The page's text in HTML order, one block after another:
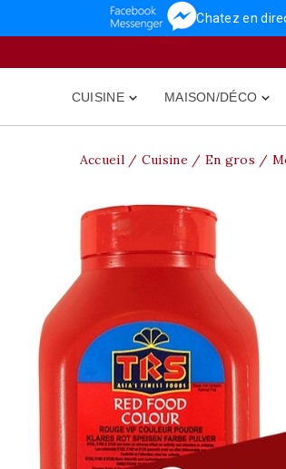
Chatez en

CUISINE 
MAISON/DÉCO
Accueil Cuisine En gros /